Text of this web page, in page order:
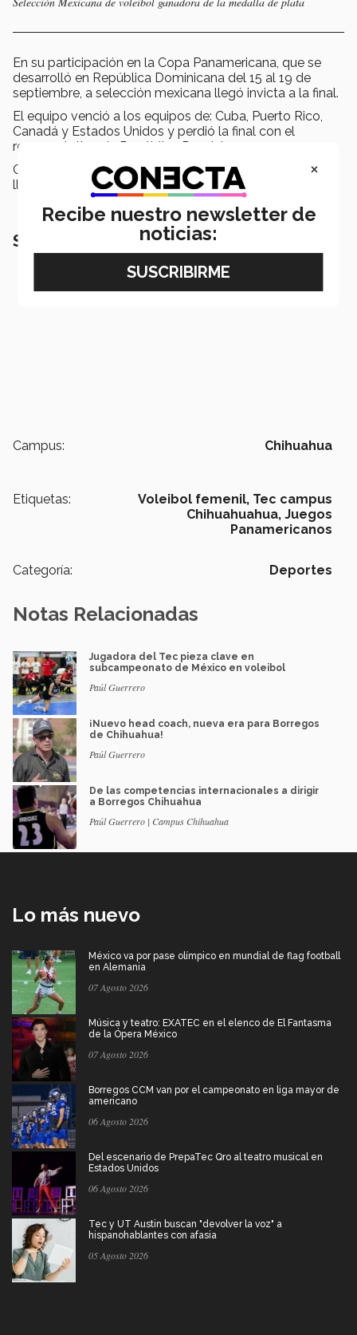
En su participación en la Copa Panamericana, que se
desarrolló en República Dominicana del 15 al 19 de
septiembre, a selección mexicana llegó invicta a la final.
El equipo venció a los equipos de: Cuba, Puerto Rico,
Canadá y Estados Unidos y perdió la final con el
representativo de República Dominicana.
Con esto, México obtuvo un resultado histórico al
llevarse la medalla de plata por primera vez en 19 años.
SEGURO TAMBIÉN QUERRÁS LEER:
Campus: Chihuahua
Etiquetas: Voleibol femenil, Tec campus
Chihuahuahua, Juegos
Panamericanos
Categoría: Deportes
Notas Relacionadas
Jugadora del Tec pieza clave en
subcampeonato de México en voleibol
Paúl Guerrero
¡Nuevo head coach, nueva era para Borregos
de Chihuahua!
Paúl Guerrero
De las competencias internacionales a dirigir
a Borregos Chihuahua
Paúl Guerrero | Campus Chihuahua
Lo más nuevo
México va por pase olímpico en mundial de flag football
en Alemania
07 Agosto 2026
Música y teatro: EXATEC en el elenco de El Fantasma
de la Ópera México
07 Agosto 2026
Borregos CCM van por el campeonato en liga mayor de
americano
06 Agosto 2026
Del escenario de PrepaTec Qro al teatro musical en
Estados Unidos
06 Agosto 2026
Tec y UT Austin buscan "devolver la voz" a
hispanohablantes con afasia
05 Agosto 2026
×
Recibe nuestro newsletter de
noticias: